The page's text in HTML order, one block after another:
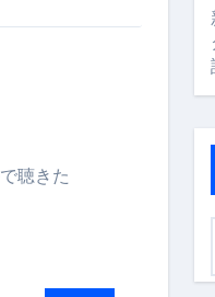
ニール）まで目的別に失
ないチェックリスト（高
巻き爪／飛び散り対策
聴きた